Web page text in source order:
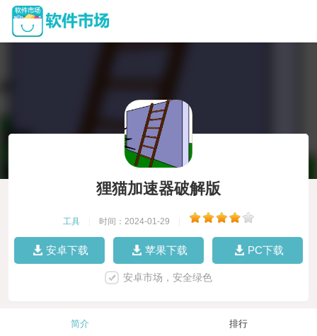
狸猫加速器破解版
工具 时间：2024-01-29
安卓下载 苹果下载 PC下载
安卓市场，安全绿色
简介 排行